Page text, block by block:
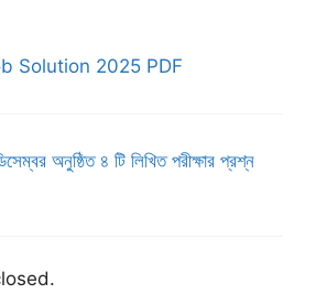
Solution 2025 PDF
অনুষ্ঠিত ৪ টি লিখিত পরীক্ষার প্রশ্ন